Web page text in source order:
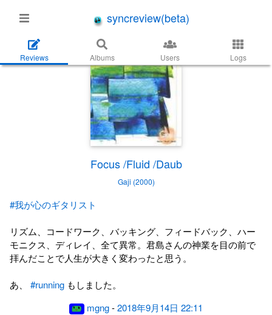
syncreview(beta)
Reviews Albums Users Logs
Focus /Fluid /Daub
Gaji (2000)
#我が心のギタリスト
リズム、コードワーク、バッキング、フィードバック、ハー
モニクス、ディレイ、全て異常。君島さんの神業を目の前で
拝んだことで人生が大きく変わったと思う。
あ、 #running もしました。
mgng-2018年9月14日 22:11